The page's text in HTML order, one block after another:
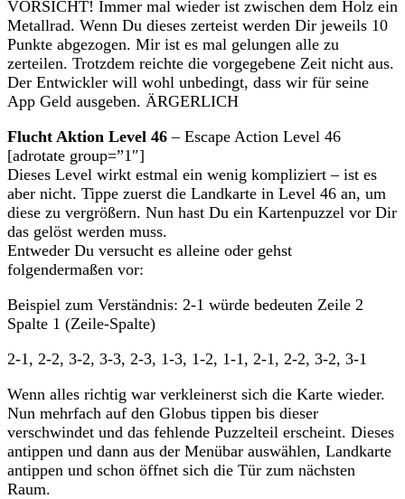
VORSICHT! Immer mal wieder ist zwischen dem Holz ein
Metallrad. Wenn Du dieses zerteist werden Dir jeweils 10
Punkte abgezogen. Mir ist es mal gelungen alle zu
zerteilen. Trotzdem reichte die vorgegebene Zeit nicht aus.
Der Entwickler will wohl unbedingt, dass wir für seine
App Geld ausgeben. ÄRGERLICH
Flucht Aktion Level 46 – Escape Action Level 46
[adrotate group=”1″]
Dieses Level wirkt estmal ein wenig kompliziert – ist es
aber nicht. Tippe zuerst die Landkarte in Level 46 an, um
diese zu vergrößern. Nun hast Du ein Kartenpuzzel vor Dir
das gelöst werden muss.
Entweder Du versucht es alleine oder gehst
folgendermaßen vor:
Beispiel zum Verständnis: 2-1 würde bedeuten Zeile 2
Spalte 1 (Zeile-Spalte)
2-1, 2-2, 3-2, 3-3, 2-3, 1-3, 1-2, 1-1, 2-1, 2-2, 3-2, 3-1
Wenn alles richtig war verkleinerst sich die Karte wieder.
Nun mehrfach auf den Globus tippen bis dieser
verschwindet und das fehlende Puzzelteil erscheint. Dieses
antippen und dann aus der Menübar auswählen, Landkarte
antippen und schon öffnet sich die Tür zum nächsten
Raum.